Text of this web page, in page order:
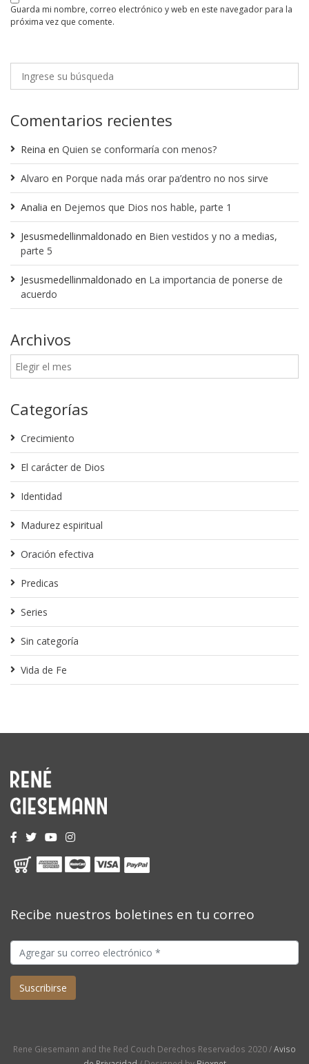
guarda mi nombre, correo electrónico y web en este navegador para la
próxima vez que comente.
Comentarios recientes
Reina en Quien se conformaría con menos?
Alvaro en Porque nada más orar pa’dentro no nos sirve
Analia en Dejemos que Dios nos hable, parte 1
Jesusmedellinmaldonado en Bien vestidos y no a medias,
parte 5
Jesusmedellinmaldonado en La importancia de ponerse de
acuerdo
Archivos
Categorías
Crecimiento
El carácter de Dios
Identidad
Madurez espiritual
Oración efectiva
Predicas
Series
Sin categoría
Vida de Fe
Recibe nuestros boletines en tu correo
Rene Giesemann and the Red Couch Derechos Reservados 2020 /Aviso